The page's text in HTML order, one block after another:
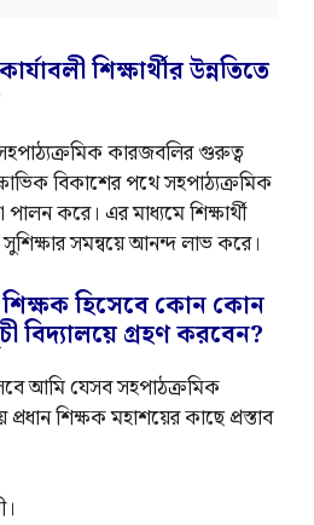
শিক্ষার্থীর উন্নতিতে
কারজবলির গুরুত্ব
বিকাশের পথে সহপাঠ্যক্রমিক
করে। এর মাধ্যমে শিক্ষার্থী
সমন্বয়ে আনন্দ লাভ করে।
হিসেবে কোন কোন
বিদ্যালয়ে গ্রহণ করবেন?
আমি যেসব সহপাঠক্রমিক
প্রধান শিক্ষক মহাশয়ের কাছে প্রস্তাব